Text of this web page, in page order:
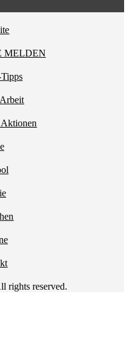
MELDEN
rights reserved.